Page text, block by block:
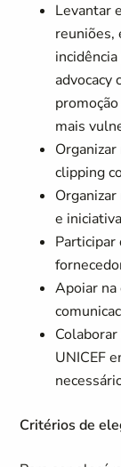
Levantar
reuniões,
advocacy
mais
clipping
e
Participar
Apoiar na
UNICEF
Critérios de